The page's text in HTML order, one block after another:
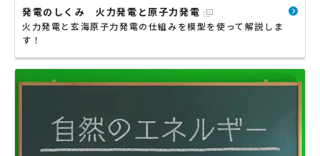
発電のしくみ 火力発電と原子力発電
火力発電と玄海原子力発電の仕組みを模型を使って解説しま
す！